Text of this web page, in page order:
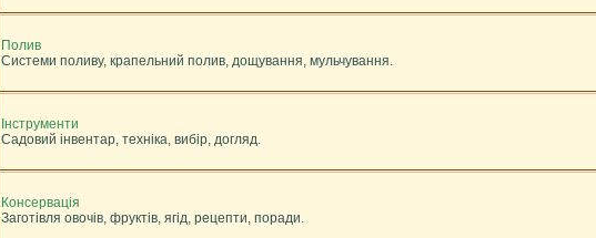
Полив
Системи поливу, крапельний полив, дощування, мульчування.
Інструменти
Садовий інвентар, техніка, вибір, догляд.
Консервація
Заготівля овочів, фруктів, ягід, рецепти, поради.